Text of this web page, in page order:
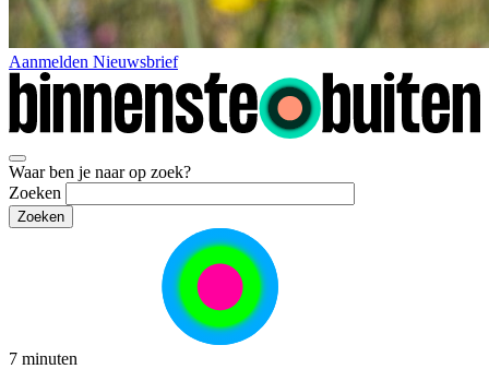
Aanmelden Nieuwsbrief
Waar ben je naar op zoek?
Zoeken
7 minuten